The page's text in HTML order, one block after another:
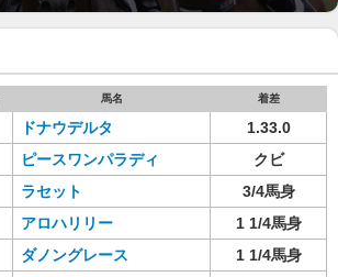
馬名 着差
ドナウデルタ
1.33.0
ピースワンパラディ
クビ
ラセット
3/4馬身
アロハリリー
1 1/4馬身
ダノングレース
1 1/4馬身